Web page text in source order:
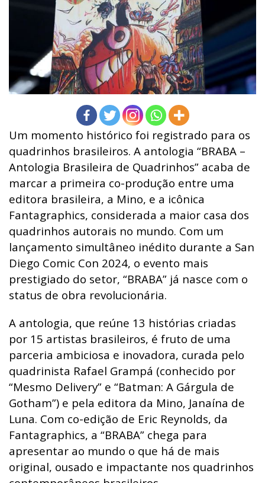
Um momento histórico foi registrado para os
quadrinhos brasileiros. A antologia “BRABA –
Antologia Brasileira de Quadrinhos” acaba de
marcar a primeira co-produção entre uma
editora brasileira, a Mino, e a icônica
Fantagraphics, considerada a maior casa dos
quadrinhos autorais no mundo. Com um
lançamento simultâneo inédito durante a San
Diego Comic Con 2024, o evento mais
prestigiado do setor, “BRABA” já nasce com o
status de obra revolucionária.
A antologia, que reúne 13 histórias criadas
por 15 artistas brasileiros, é fruto de uma
parceria ambiciosa e inovadora, curada pelo
quadrinista Rafael Grampá (conhecido por
“Mesmo Delivery” e “Batman: A Gárgula de
Gotham”) e pela editora da Mino, Janaína de
Luna. Com co-edição de Eric Reynolds, da
Fantagraphics, a “BRABA” chega para
apresentar ao mundo o que há de mais
original, ousado e impactante nos quadrinhos